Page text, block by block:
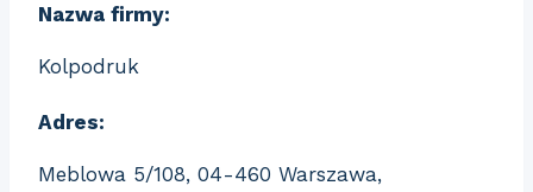
Nazwa firmy:
Kolpodruk
Adres:
Meblowa 5/108, 04-460 Warszawa,